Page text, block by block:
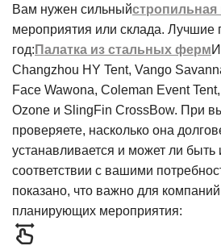
Вам нужен сильныйстропильная
мероприятия или склада. Лучшие
год: Палатка из стальных ферм
Changzhou HY Tent, Vango
Face Wawona, Coleman Event
Ozone и SlingFin CrossBow. При
проверяете, насколько она
устанавливается и может ли быть
соответствии с вашими
показано, что важно для
планирующих мероприятия: